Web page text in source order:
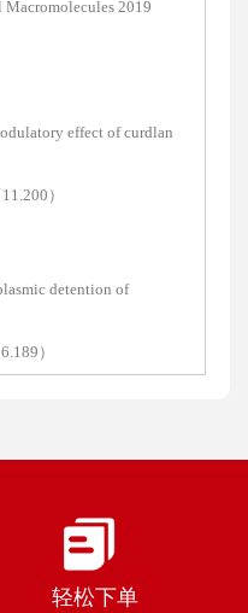
2019
effect of curdlan
）
detention of
）
轻松下单